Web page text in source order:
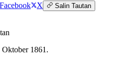
Facebook X Salin Tautan
1861.